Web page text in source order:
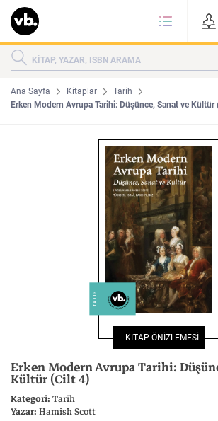
KATEGORİLER
KİTAPLAR
ÇOK SATANLAR
HAKKIMIZDA
GİZLİLİK
BİZE ULAŞIN
YAZAR
Ana Sayfa Kitaplar
Tarih
Erken Modern Avrupa Tarihi: Düşünce, Sanat ve Kültür
KİTAP ÖNİZLEMESİ
Erken Modern Avrupa Tarihi:
Kültür (Cilt 4)
Kategori:Tarih
Yazar:Hamish Scott